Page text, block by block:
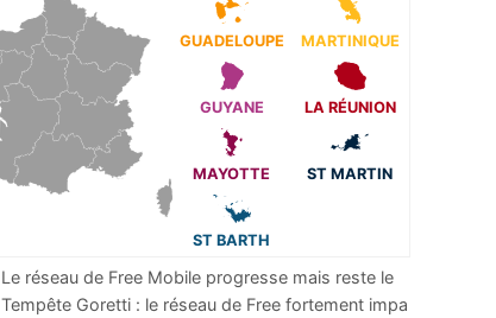
GUADELOUPE MARTINIQUE
GUYANE LA RÉUNION
MAYOTTE ST MARTIN
ST BARTH
Le réseau de Free Mobile progresse mais reste le
m
...
Tempête Goretti : le réseau de Free fortement impa